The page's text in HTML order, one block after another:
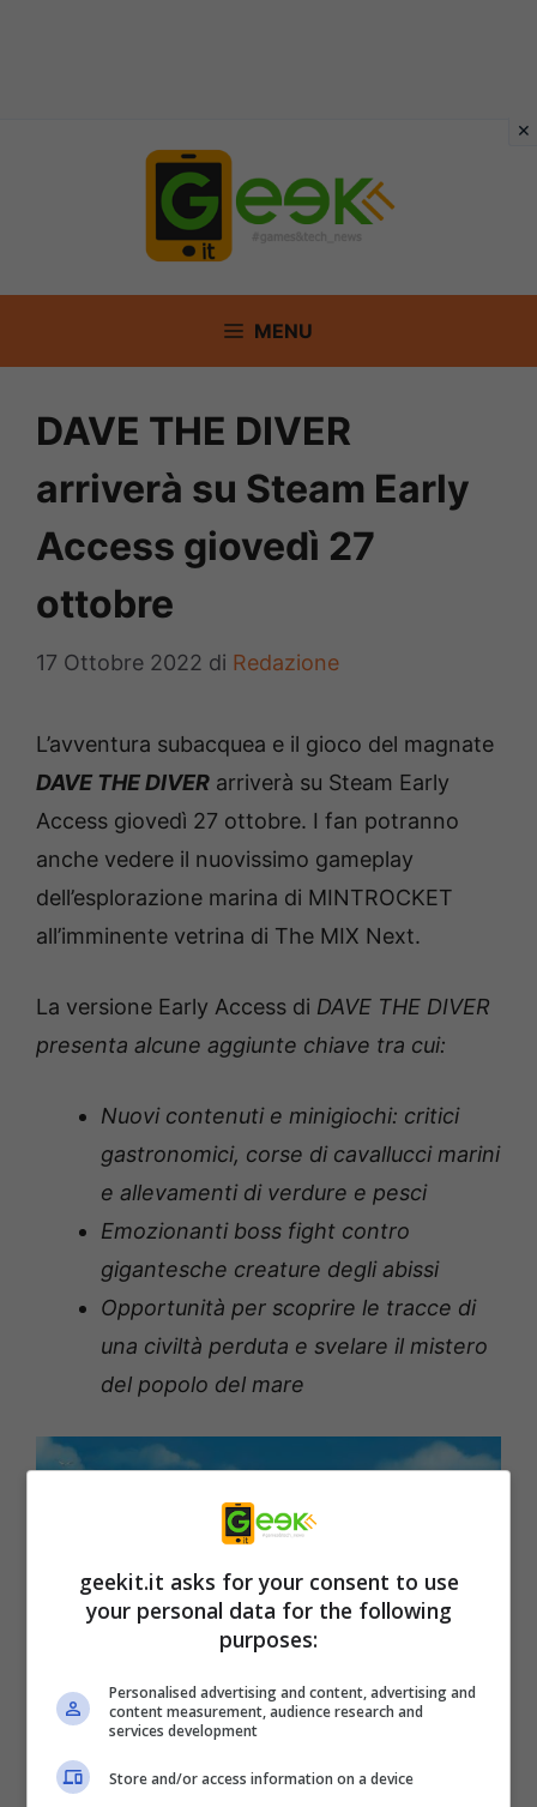
MENU
DAVE THE DIVER
arriverà su Steam Early
Access giovedì 27
ottobre
17 Ottobre 2022 di Redazione
L’avventura subacquea e il gioco del magnate
DAVE THE DIVER arriverà su Steam Early
Access giovedì 27 ottobre. I fan potranno
anche vedere il nuovissimo gameplay
dell’esplorazione marina di MINTROCKET
all’imminente vetrina di The MIX Next.
La versione Early Access di DAVE THE DIVER
presenta alcune aggiunte chiave tra cui:
Nuovi contenuti e minigiochi: critici
gastronomici, corse di cavallucci marini
e allevamenti di verdure e pesci
Emozionanti boss fight contro
gigantesche creature degli abissi
Opportunità per scoprire le tracce di
una civiltà perduta e svelare il mistero
del popolo del mare
DAVE THE DIVERracchiude l’esplorazione
subacquea e il gameplay del magnate dei
ristoranti in un incantevole pacchetto di pixel
geekit.it asks for your consent to use
your personal data for the following
purposes:
Personalised advertising and content, advertising and
content measurement, audience research and
services development
Store and/or access information on a device